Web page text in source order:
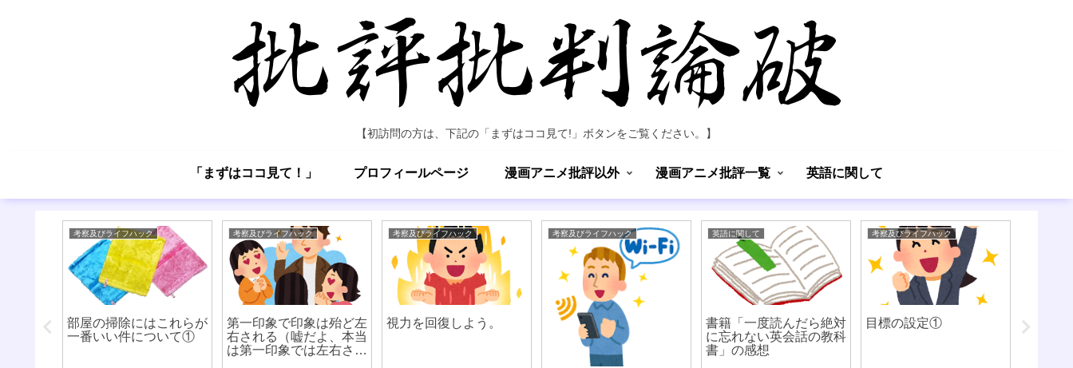
【初訪問の方は、下記の「まずはココ見て!」ボタンをご覧ください。】
「まずはココ見て！」 プロフィールページ 漫画アニメ批評以外 漫画アニメ批評一覧 英語に関して
らない
考察及びライフハック
部屋の掃除にはこれらが
一番いい件について①
考察及びライフハック
第一印象で印象は殆ど左
右される（嘘だよ、本当
は第一印象では左右され
考察及びライフハック
視力を回復しよう。
考察及びライフハック 英語に関して
書籍「一度読んだら絶対
に忘れない英会話の教科
書」の感想
考察及びライフハック
目標の設定①
書類の
時に役